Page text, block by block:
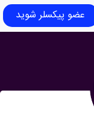
عضو پیکسلر شوید